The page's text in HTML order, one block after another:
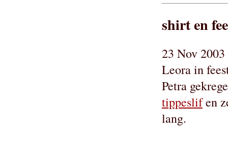
shirt en
23 Nov
Leora in
Petra
tippeslifen
lang.